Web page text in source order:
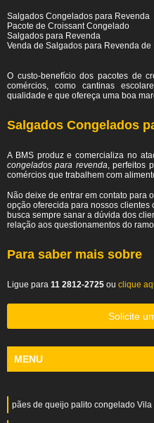
Salgados Congelados para Revenda
Pacote de Croissant Congelado
Salgados para Revenda
Venda de Salgados para Revenda
O custo-benefício dos pacotes de
comércios, como cantinas
qualidade e que ofereça uma boa
Salgados Congelados
A BMS produz e comercializa no
congelados para revenda, perfeitos
comércios que trabalhem com
Não deixe de entrar em contato para
opção oferecida para nossos clientes
busca sempre sanar a dúvida dos
relação aos questionamentos do
Para saber mais sobre
Ligue para 11 2812-2725 ou clique
Solicite
MENU
pães de queijo palito congelado Vila